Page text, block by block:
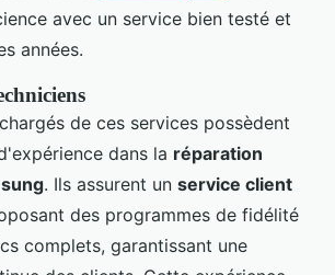
avec un service bien testé et
années.
de ces services possèdent
dans la réparation
. Ils assurent un service client
des programmes de fidélité
complets, garantissant une